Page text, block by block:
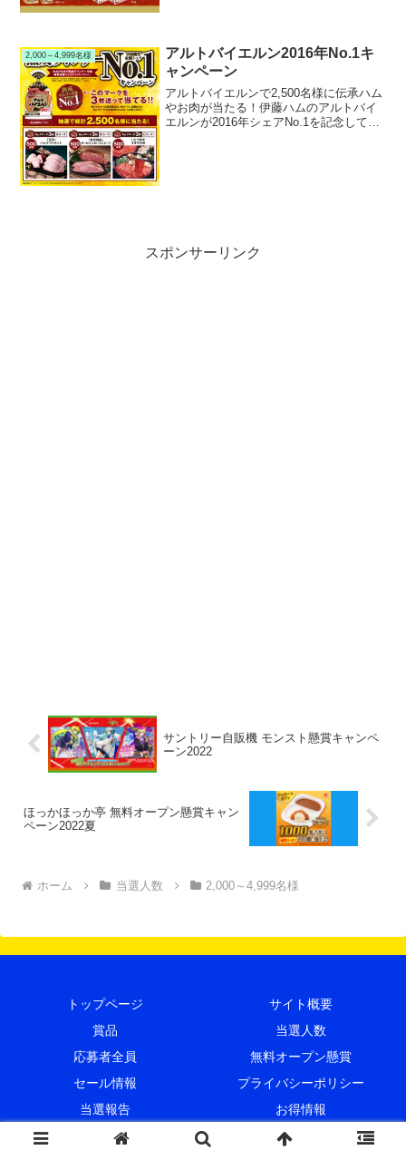
2,000～4,999名様
アルトバイエルン2016年No.1キ
ャンペーン
アルトバイエルンで2,500名様に伝承ハム
やお肉が当たる！伊藤ハムのアルトバイ
エルンが2016年シェアNo.1を記念してキ
スポンサーリンク
サントリー自販機 モンスト懸賞キャンペ
ーン2022
ほっかほっか亭 無料オープン懸賞キャン
ペーン2022夏
ホーム 当選人数 2,000～4,999名様
トップページ
サイト概要
賞品
当選人数
応募者全員
無料オープン懸賞
セール情報
プライバシーポリシー
当選報告
お得情報
© 2015 プレキャンクラブ.